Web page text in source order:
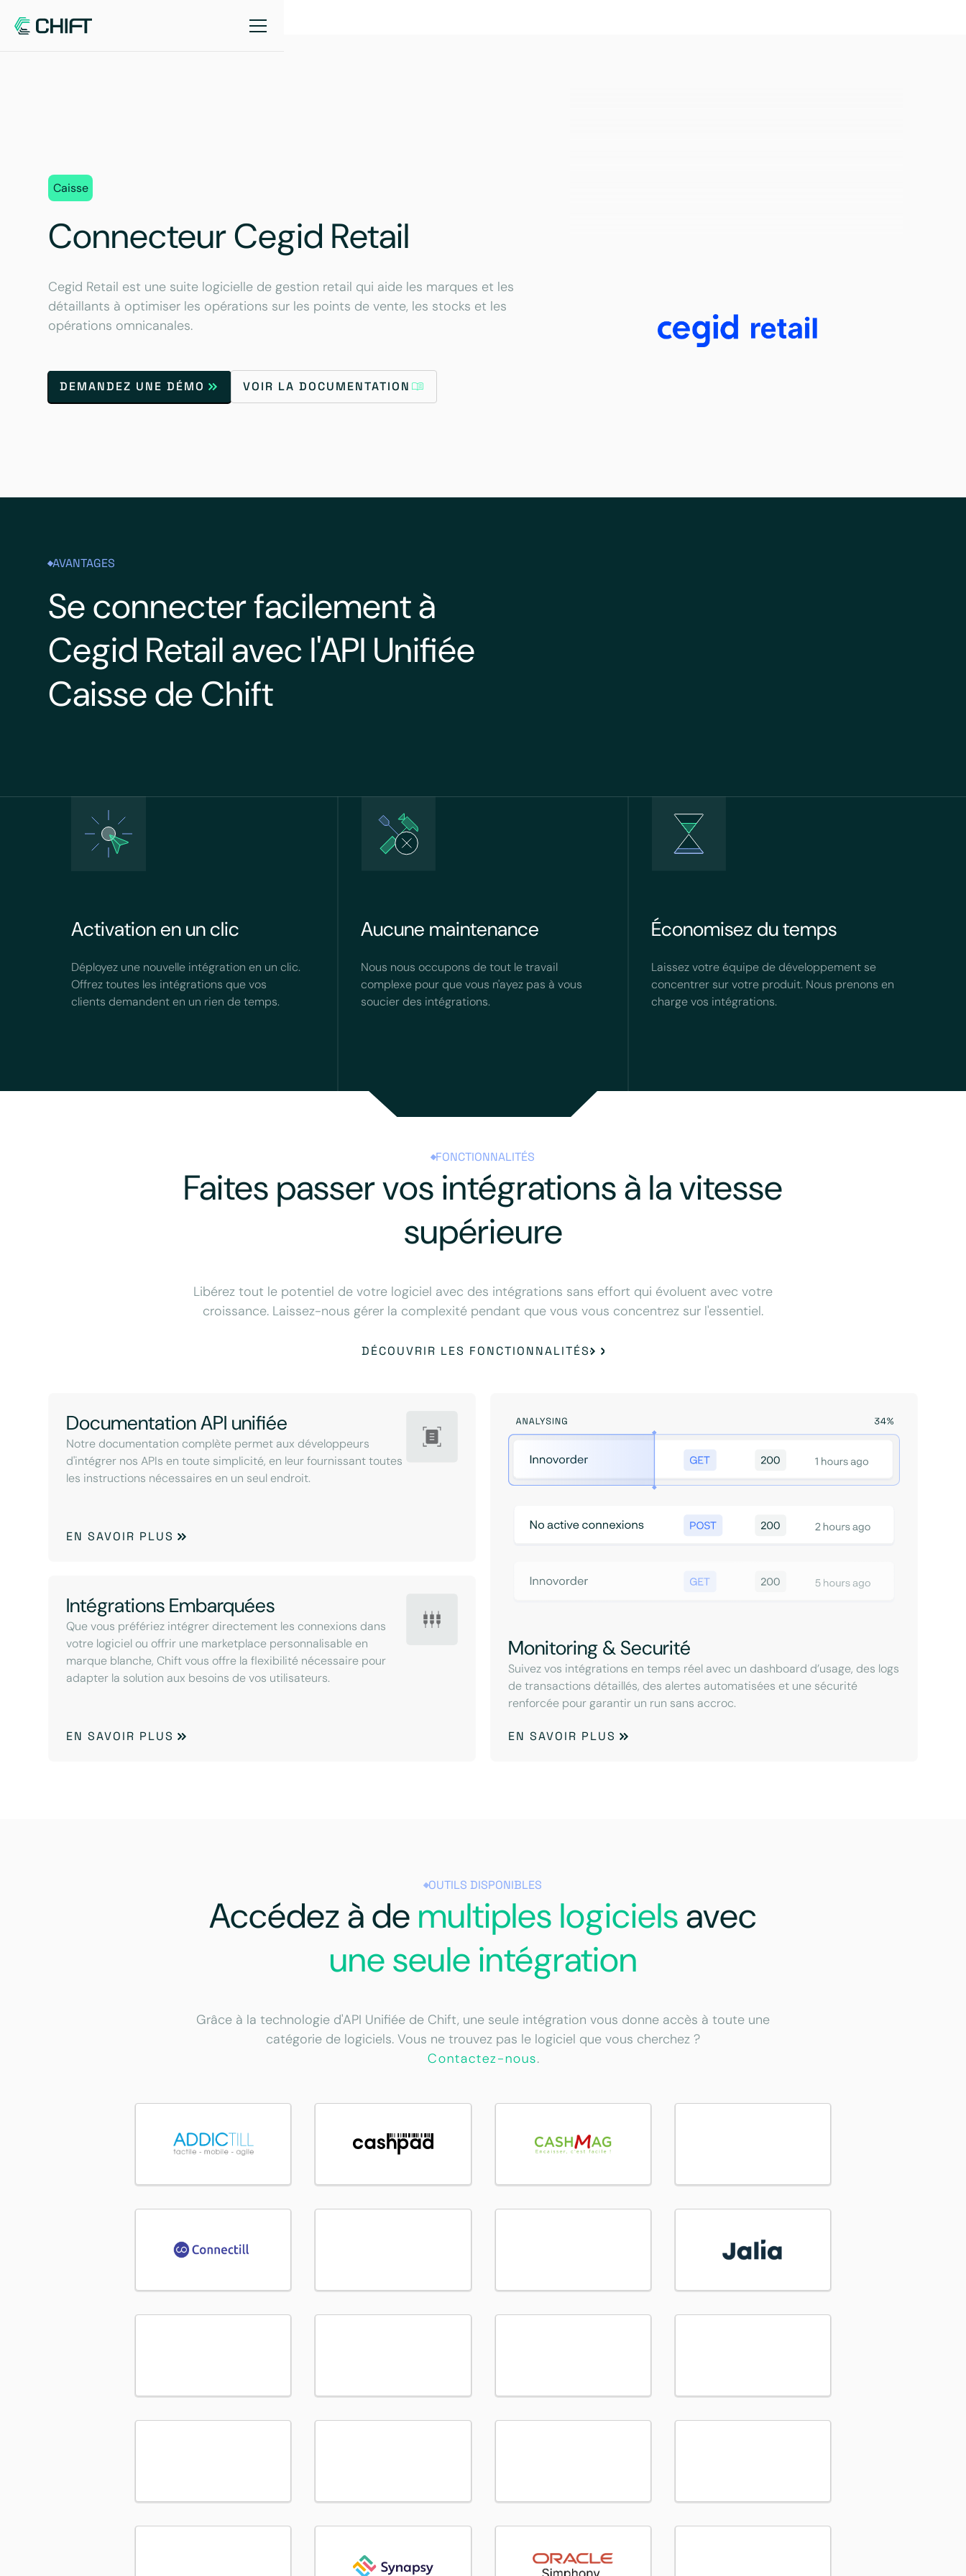
Caisse
Connecteur Cegid Retail
Cegid Retail est une suite logicielle de gestion retail qui aide les marques et les
détaillants à optimiser les opérations sur les points de vente, les stocks et les
opérations omnicanales.
DEMANDEZ UNE DÉMO VOIR LA DOCUMENTATION
AVANTAGES
Se connecter facilement à
Cegid Retail avec l'API Unifiée
Caisse de Chift
Activation en un clic
Déployez une nouvelle intégration en un clic.
Offrez toutes les intégrations que vos
clients demandent en un rien de temps.
Aucune maintenance
Nous nous occupons de tout le travail
complexe pour que vous n'ayez pas à vous
soucier des intégrations.
Économisez du temps
Laissez votre équipe de développement se
concentrer sur votre produit. Nous prenons en
charge vos intégrations.
FONCTIONNALITÉS
Faites passer vos intégrations à la vitesse
supérieure
Libérez tout le potentiel de votre logiciel avec des intégrations sans effort qui évoluent avec votre
croissance. Laissez-nous gérer la complexité pendant que vous vous concentrez sur l'essentiel.
DÉCOUVRIR LES FONCTIONNALITÉS
Documentation API unifiée
Notre documentation complète permet aux développeurs
d'intégrer nos APIs en toute simplicité, en leur fournissant toutes
les instructions nécessaires en un seul endroit.
EN SAVOIR PLUS
Intégrations Embarquées
Que vous préfériez intégrer directement les connexions dans
votre logiciel ou offrir une marketplace personnalisable en
marque blanche, Chift vous offre la flexibilité nécessaire pour
adapter la solution aux besoins de vos utilisateurs.
EN SAVOIR PLUS
Monitoring & Securité
Suivez vos intégrations en temps réel avec un dashboard d’usage, des logs
de transactions détaillés, des alertes automatisées et une sécurité
renforcée pour garantir un run sans accroc.
EN SAVOIR PLUS
OUTILS DISPONIBLES
Accédez à de multiples logicielsavec
une seule intégration
Grâce à la technologie d'API Unifiée de Chift, une seule intégration vous donne accès à toute une
catégorie de logiciels. Vous ne trouvez pas le logiciel que vous cherchez ?
Contactez-nous.